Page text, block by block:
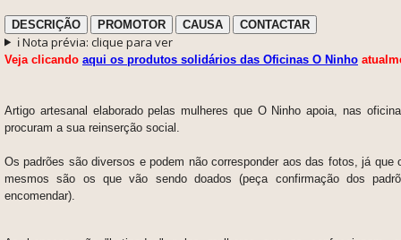
DESCRIÇÃO PROMOTOR CAUSA CONTACTAR
ℹ️ Nota prévia: clique para ver
Veja clicando aqui os produtos solidários das Oficinas O Ninho
Artigo artesanal elaborado pelas mulheres que O Ninho apoia, nas
procuram a sua reinserção social.
Os padrões são diversos e podem não corresponder aos das fotos, já que
mesmos são os que vão sendo doados (peça confirmação dos
encomendar).